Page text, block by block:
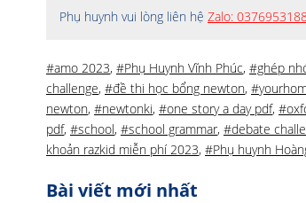
Phụ huynh vui lòng liên hệ Zalo: 0376953188
#amo 2023, #Phụ Huynh Vĩnh Phúc, #ghép
challenge, #đề thi học bổng newton,
newton, #newtonki, #one story a day pdf,
pdf, #school, #school grammar, #debate
khoản razkid miễn phí 2023, #Phụ huynh
Bài viết mới nhất